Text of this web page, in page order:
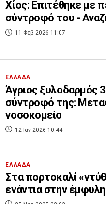
Χίος: Επιτέθηκε με
σύντροφό του -
11 Φεβ 2026 11:07
ΕΛΛΑΔΑ
Άγριος ξυλοδαρμός
σύντροφό της:
νοσοκομείο
12 Ιαν 2026 10:44
ΕΛΛΑΔΑ
Στα πορτοκαλί
ενάντια στην